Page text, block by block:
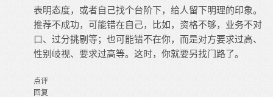
表明态度，或者自己找个台阶下，给人留下明理的印象。
推荐不成功，可能错在自己，比如，资格不够，业务不对
口、过分挑剔等；也可能错不在你，而是对方要求过高、
性别岐视、要求过高等。这时，你就要另找门路了。
点评
回复